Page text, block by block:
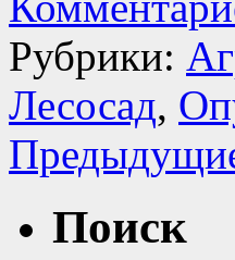
Рубрики:
Лесосад,
Поиск